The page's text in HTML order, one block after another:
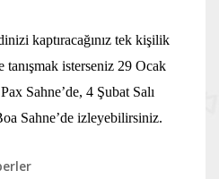
kaptıracağınız tek kişilik
isterseniz 29 Ocak
Sahne’de, 4 Şubat Salı
Sahne’de izleyebilirsiniz.